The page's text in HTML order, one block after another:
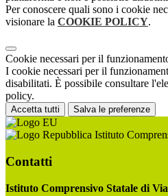
Per conoscere quali sono i cookie
visionare la COOKIE POLICY.
Cookie necessari per il
I cookie necessari per il
disabilitati. È possibile consultare
policy.
Accetta tutti Salva le preferenze
Istituto
Contatti
Istituto Comprensivo Statale di